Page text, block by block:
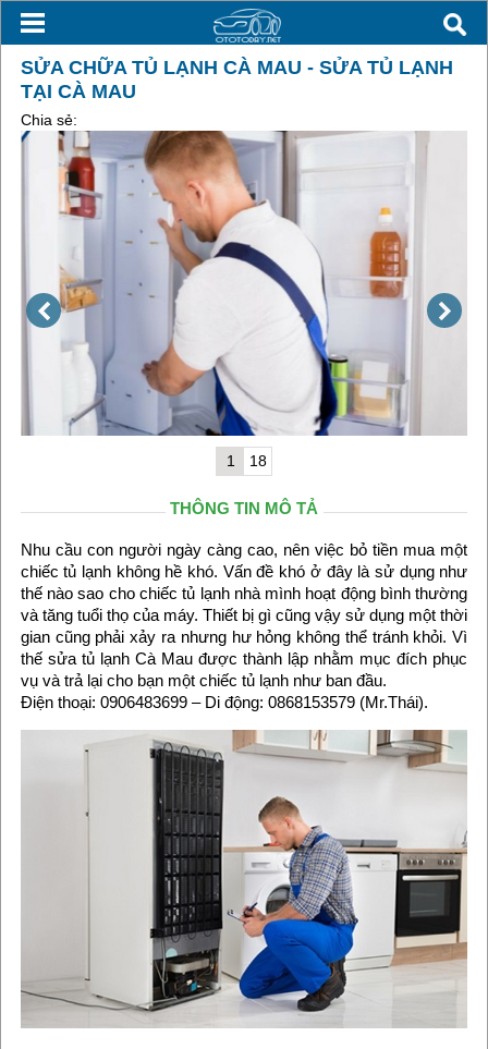
SỬA CHỮA TỦ LẠNH CÀ MAU - SỬA TỦ LẠNH
TẠI CÀ MAU
Chia sẻ:
1 18
THÔNG TIN MÔ TẢ
Nhu cầu con người ngày càng cao, nên việc bỏ tiền mua một
chiếc tủ lạnh không hề khó. Vấn đề khó ở đây là sử dụng như
thế nào sao cho chiếc tủ lạnh nhà mình hoạt động bình thường
và tăng tuổi thọ của máy. Thiết bị gì cũng vậy sử dụng một thời
gian cũng phải xảy ra nhưng hư hỏng không thể tránh khỏi. Vì
thế sửa tủ lạnh Cà Mau được thành lập nhằm mục đích phục
vụ và trả lại cho bạn một chiếc tủ lạnh như ban đầu.
Điện thoại: 0906483699 – Di động: 0868153579 (Mr.Thái).